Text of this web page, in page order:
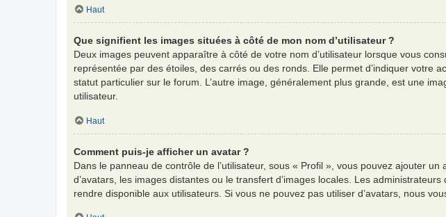
Haut
Que signifient les images situées à côté de mon nom d’utilisateur ?
Deux images peuvent apparaître à côté de votre nom d’utilisateur lorsque vous
représentée par des étoiles, des carrés ou des ronds. Elle permet d’indiquer votre
statut particulier sur le forum. L’autre image, généralement plus grande, est une
utilisateur.
Haut
Comment puis-je afficher un avatar ?
Dans le panneau de contrôle de l’utilisateur, sous « Profil », vous pouvez ajouter
d’avatars, les images distantes ou le transfert d’images locales. Les
rendre disponible aux utilisateurs. Si vous ne pouvez pas utiliser d’avatars, nous